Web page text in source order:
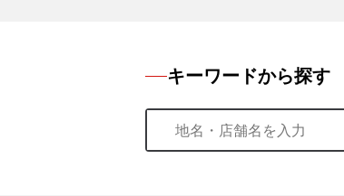
キーワードから探す